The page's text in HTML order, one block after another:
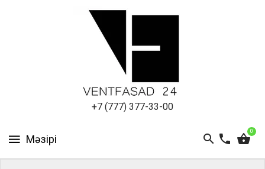
+7 (777) 377-33-00
0
ПАНЕЛИ